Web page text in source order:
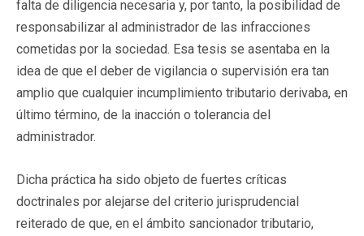
falta de diligencia necesaria y, por tanto, la posibilidad de
responsabilizar al administrador de las infracciones
cometidas por la sociedad. Esa tesis se asentaba en la
idea de que el deber de vigilancia o supervisión era tan
amplio que cualquier incumplimiento tributario derivaba, en
último término, de la inacción o tolerancia del
administrador.
Dicha práctica ha sido objeto de fuertes críticas
doctrinales por alejarse del criterio jurisprudencial
reiterado de que, en el ámbito sancionador tributario,